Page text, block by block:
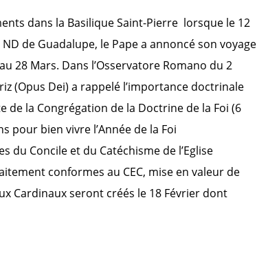
dans la Basilique Saint-Pierre lorsque le 12
de Guadalupe, le Pape a annoncé son voyage
28 Mars. Dans l’Osservatore Romano du 2
(Opus Dei) a rappelé l’importance doctrinale
de la Congrégation de la Doctrine de la Foi (6
pour bien vivre l’Année de la Foi
du Concile et du Catéchisme de l’Eglise
conformes au CEC, mise en valeur de
Cardinaux seront créés le 18 Février dont